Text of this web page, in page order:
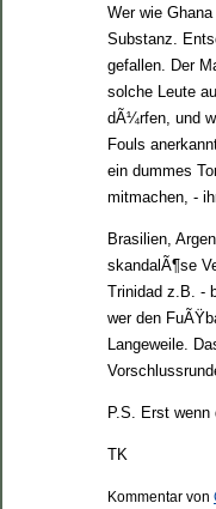
Wer wie
Substanz.
gefallen. Der
solche Leute
dÃ¼rfen, und
Fouls
ein dummes
mitmachen, -
Brasilien,
skandalÃ¶se
Trinidad z.B. -
wer den
Langeweile.
P.S. Erst wenn
TK
Kommentar von